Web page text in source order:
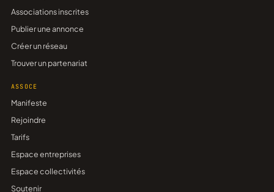
Associations inscrites
Publier une annonce
Créer un réseau
Trouver un partenariat
ASSOCE
Manifeste
Rejoindre
Tarifs
Espace entreprises
Espace collectivités
Soutenir